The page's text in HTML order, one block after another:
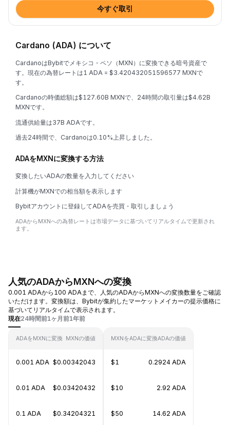
今すぐ取引
Cardano (ADA) について
CardanoはBybitでメキシコ・ペソ（MXN）に変換できる暗号資産で
す。現在の為替レートは1 ADA = $3.420432051596577 MXNで
す。
Cardanoの時価総額は$127.60B MXNで、24時間の取引量は$4.62B
MXNです。
流通供給量は37B ADAです。
過去24時間で、Cardanoは0.10%上昇しました。
ADAをMXNに変換する方法
変換したいADAの数量を入力してください
計算機がMXNでの相当額を表示します
Bybitアカウントに登録してADAを売買・取引しましょう
ADAからMXNへの為替レートは市場データに基づいてリアルタイムで更新され
ます。
人気のADAからMXNへの変換
0.001 ADAから100 ADAまで、人気のADAからMXNへの変換数量をご確認
いただけます。変換額は、Bybitが集約したマーケットメイカーの提示価格に
基づいてリアルタイムで表示されます。
現在24時間前1ヶ月前1年前
ADAをMXNに変換 MXNの価値
0.001 ADA $0.00342043
0.01 ADA $0.03420432
0.1 ADA $0.34204321
MXNをADAに変換ADAの価値
$1 0.2924 ADA
$10 2.92 ADA
$50 14.62 ADA